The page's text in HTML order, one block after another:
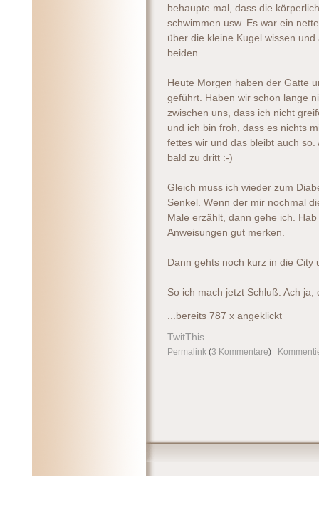
behaupte mal, dass die
schwimmen usw. Es war ein
über die kleine Kugel wissen
beiden.
Heute Morgen haben der Gatte
geführt. Haben wir schon lange
zwischen uns, dass ich nicht
und ich bin froh, dass es nichts
fettes wir und das bleibt auch
bald zu dritt :-)
Gleich muss ich wieder zum
Senkel. Wenn der mir nochmal
Male erzählt, dann gehe ich.
Anweisungen gut merken.
Dann gehts noch kurz in die
So ich mach jetzt Schluß. Ach
...bereits 787 x angeklickt
TwitThis
Permalink (3 Kommentare)